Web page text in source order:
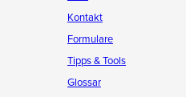
Kontakt
Formulare
Tipps & Tools
Glossar